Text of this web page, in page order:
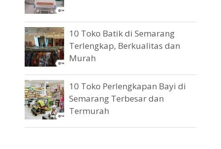
10 Toko Batik di Semarang
Terlengkap, Berkualitas dan
Murah
10 Toko Perlengkapan Bayi di
Semarang Terbesar dan
Termurah